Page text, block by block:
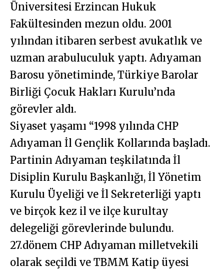
Üniversitesi Erzincan Hukuk
Fakültesinden mezun oldu. 2001
yılından itibaren serbest avukatlık ve
uzman arabuluculuk yaptı. Adıyaman
Barosu yönetiminde, Türkiye Barolar
Birliği Çocuk Hakları Kurulu’nda
görevler aldı.
Siyaset yaşamı “1998 yılında CHP
Adıyaman İl Gençlik Kollarında başladı.
Partinin Adıyaman teşkilatında İl
Disiplin Kurulu Başkanlığı, İl Yönetim
Kurulu Üyeliği ve İl Sekreterliği yaptı
ve birçok kez il ve ilçe kurultay
delegeliği görevlerinde bulundu.
27.dönem CHP Adıyaman milletvekili
olarak seçildi ve TBMM Katip üyesi